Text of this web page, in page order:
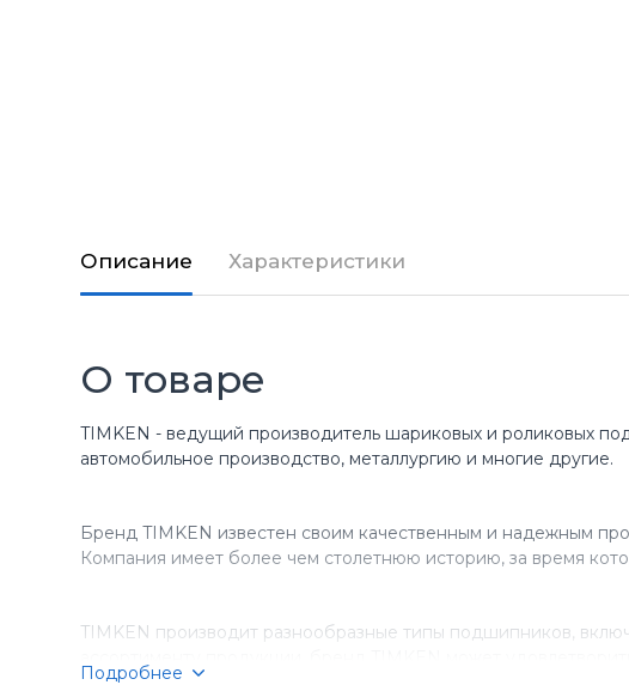
Описание Характеристики
О товаре
TIMKEN - ведущий производитель шариковых и роликовых
автомобильное производство, металлургию и многие другие.
Бренд TIMKEN известен своим качественным и надежным
Компания имеет более чем столетнюю историю, за время
TIMKEN производит разнообразные типы подшипников,
Подробнее